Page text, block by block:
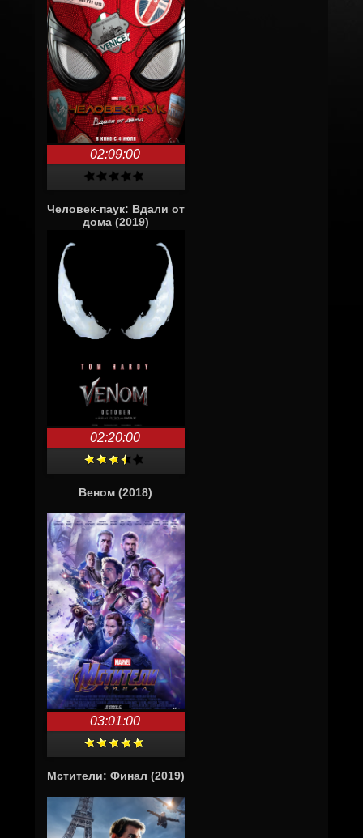
02:09:00
Человек-паук: Вдали от
дома (2019)
02:20:00
Веном (2018)
03:01:00
Мстители: Финал (2019)